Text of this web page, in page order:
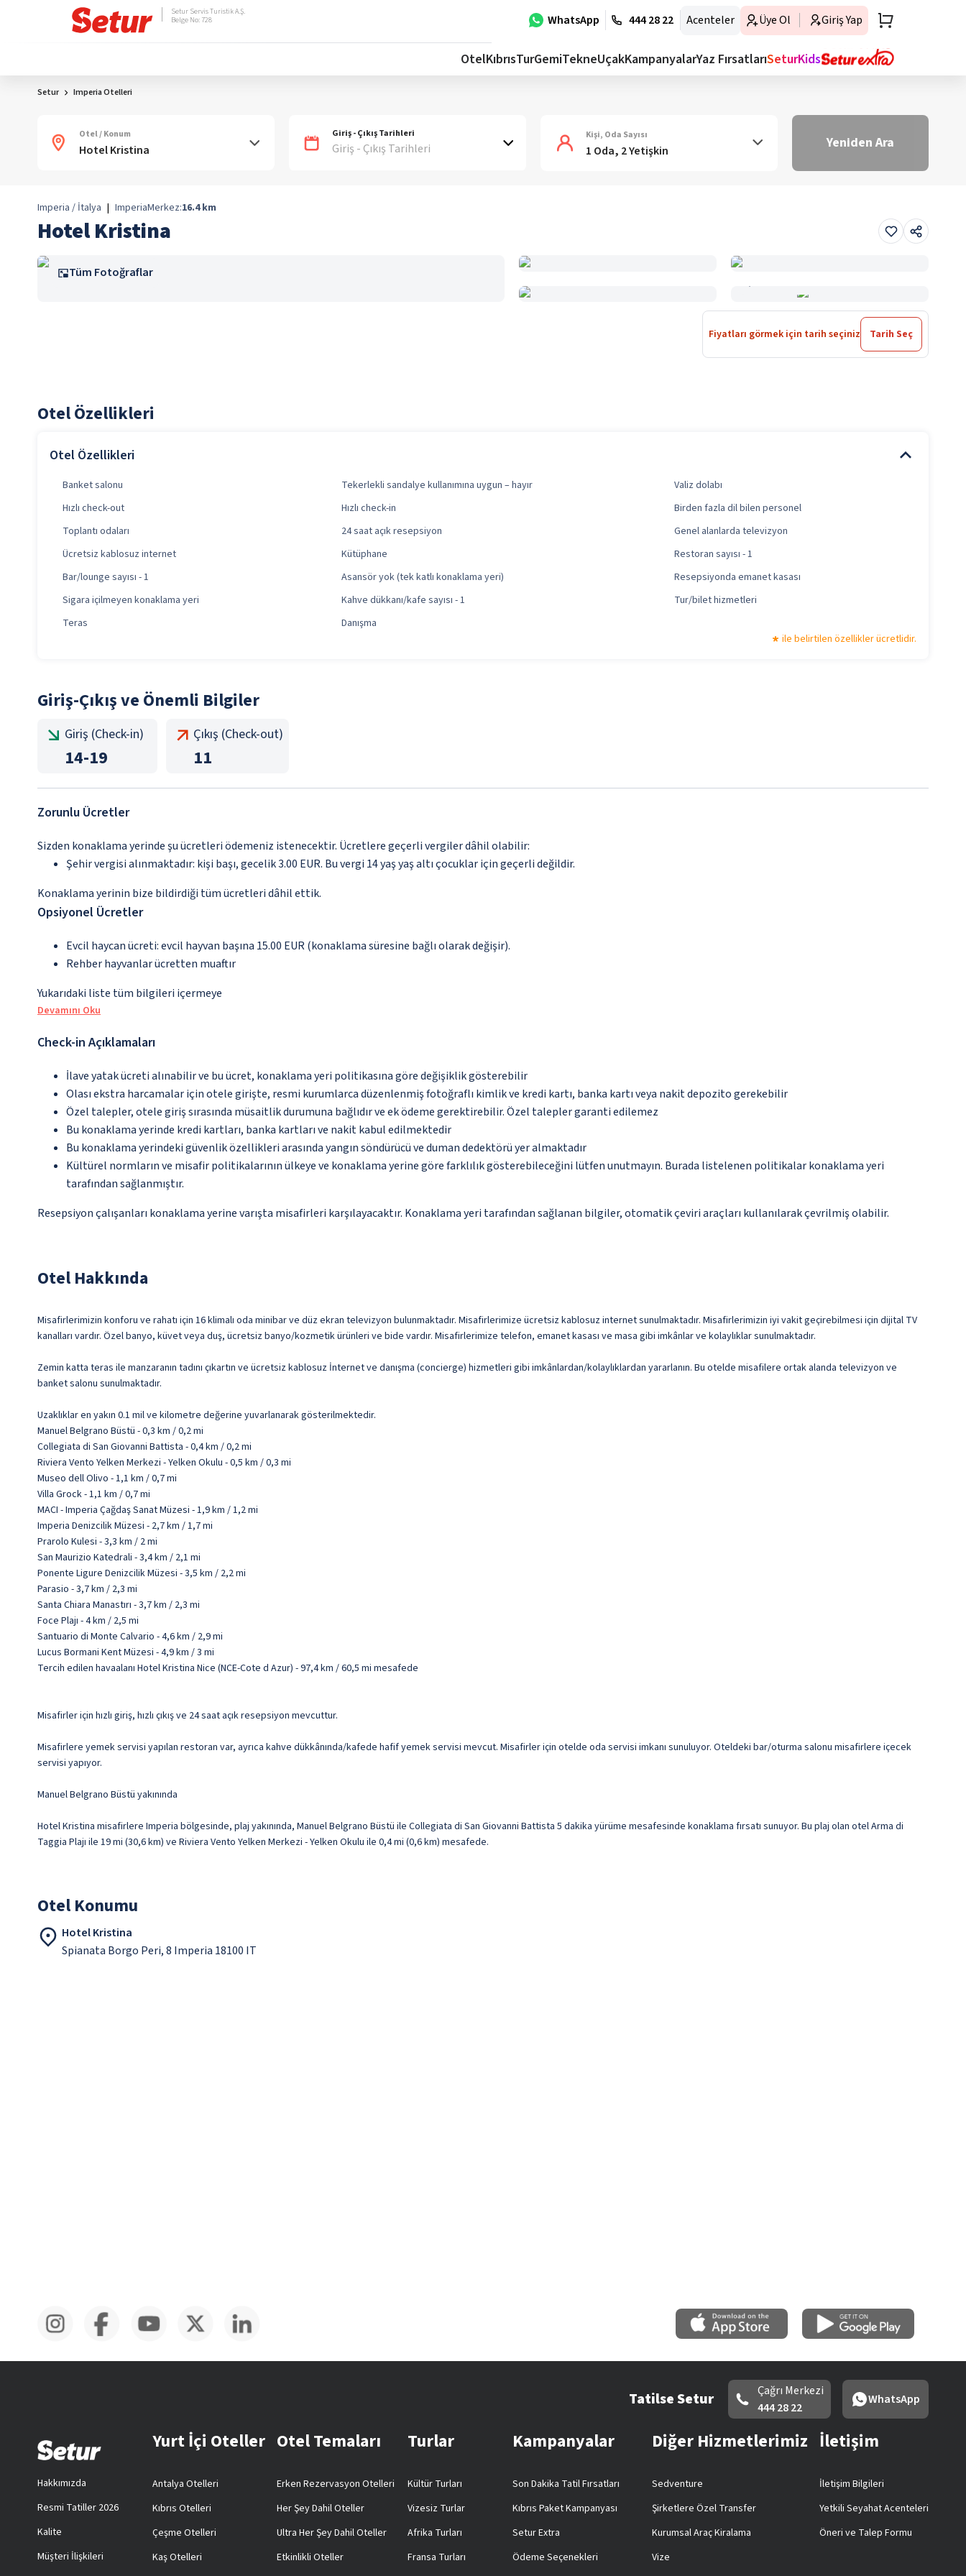
WhatsApp 444 28 22 Acenteler Üye Ol Giriş Yap
Setur Servis Turistik A.Ş.
Belge No: 728
OtelKıbrısTurGemiTekneUçakKampanyalarYaz FırsatlarıSeturKids
Setur Imperia Otelleri
Otel / Konum Giriş - Çıkış Tarihleri
Giriş - Çıkış Tarihleri
Kişi, Oda Sayısı
1 Oda, 2 Yetişkin Yeniden Ara
Imperia / İtalya | ImperiaMerkez:16.4 km
Hotel Kristina
Tüm Fotoğraflar
Fiyatları görmek için tarih seçiniz Tarih Seç
Otel Özellikleri
Otel Özellikleri
Banket salonu Tekerlekli sandalye kullanımına uygun – hayır
Valiz dolabı
Hızlı check-out
Hızlı check-in
Birden fazla dil bilen personel
Toplantı odaları
24 saat açık resepsiyon
Genel alanlarda televizyon
Ücretsiz kablosuz internet
Kütüphane
Restoran sayısı - 1
Bar/lounge sayısı - 1
Asansör yok (tek katlı konaklama yeri)
Resepsiyonda emanet kasası
Sigara içilmeyen konaklama yeri
Kahve dükkanı/kafe sayısı - 1
Tur/bilet hizmetleri
Teras
Danışma
ile belirtilen özellikler ücretlidir.
Giriş-Çıkış ve Önemli Bilgiler
Giriş (Check-in)
14-19
Çıkış (Check-out)
11
Zorunlu Ücretler
Sizden konaklama yerinde şu ücretleri ödemeniz istenecektir. Ücretlere geçerli vergiler dâhil olabilir:
Şehir vergisi alınmaktadır: kişi başı, gecelik 3.00 EUR. Bu vergi 14 yaş yaş altı çocuklar için geçerli değildir.
Konaklama yerinin bize bildirdiği tüm ücretleri dâhil ettik.
Opsiyonel Ücretler
Evcil haycan ücreti: evcil hayvan başına 15.00 EUR (konaklama süresine bağlı olarak değişir).
Rehber hayvanlar ücretten muaftır
Yukarıdaki liste tüm bilgileri içermeye
Devamını Oku
Check-in Açıklamaları
İlave yatak ücreti alınabilir ve bu ücret, konaklama yeri politikasına göre değişiklik gösterebilir
Olası ekstra harcamalar için otele girişte, resmi kurumlarca düzenlenmiş fotoğraflı kimlik ve kredi kartı, banka kartı veya nakit depozito gerekebilir
Özel talepler, otele giriş sırasında müsaitlik durumuna bağlıdır ve ek ödeme gerektirebilir. Özel talepler garanti edilemez
Bu konaklama yerinde kredi kartları, banka kartları ve nakit kabul edilmektedir
Bu konaklama yerindeki güvenlik özellikleri arasında yangın söndürücü ve duman dedektörü yer almaktadır
Kültürel normların ve misafir politikalarının ülkeye ve konaklama yerine göre farklılık gösterebileceğini lütfen unutmayın. Burada listelenen politikalar konaklama yeri
tarafından sağlanmıştır.
Resepsiyon çalışanları konaklama yerine varışta misafirleri karşılayacaktır. Konaklama yeri tarafından sağlanan bilgiler, otomatik çeviri araçları kullanılarak çevrilmiş olabilir.
Otel Hakkında
Misafirlerimizin konforu ve rahatı için 16 klimalı oda minibar ve düz ekran televizyon bulunmaktadır. Misafirlerimize ücretsiz kablosuz internet sunulmaktadır. Misafirlerimizin iyi vakit geçirebilmesi için dijital TV
kanalları vardır. Özel banyo, küvet veya duş, ücretsiz banyo/kozmetik ürünleri ve bide vardır. Misafirlerimize telefon, emanet kasası ve masa gibi imkânlar ve kolaylıklar sunulmaktadır.
Zemin katta teras ile manzaranın tadını çıkartın ve ücretsiz kablosuz İnternet ve danışma (concierge) hizmetleri gibi imkânlardan/kolaylıklardan yararlanın. Bu otelde misafilere ortak alanda televizyon ve
banket salonu sunulmaktadır.
Uzaklıklar en yakın 0.1 mil ve kilometre değerine yuvarlanarak gösterilmektedir.
Manuel Belgrano Büstü - 0,3 km / 0,2 mi
Collegiata di San Giovanni Battista - 0,4 km / 0,2 mi
Riviera Vento Yelken Merkezi - Yelken Okulu - 0,5 km / 0,3 mi
Museo dell Olivo - 1,1 km / 0,7 mi
Villa Grock - 1,1 km / 0,7 mi
MACI - Imperia Çağdaş Sanat Müzesi - 1,9 km / 1,2 mi
Imperia Denizcilik Müzesi - 2,7 km / 1,7 mi
Prarolo Kulesi - 3,3 km / 2 mi
San Maurizio Katedrali - 3,4 km / 2,1 mi
Ponente Ligure Denizcilik Müzesi - 3,5 km / 2,2 mi
Parasio - 3,7 km / 2,3 mi
Santa Chiara Manastırı - 3,7 km / 2,3 mi
Foce Plajı - 4 km / 2,5 mi
Santuario di Monte Calvario - 4,6 km / 2,9 mi
Lucus Bormani Kent Müzesi - 4,9 km / 3 mi
Tercih edilen havaalanı Hotel Kristina Nice (NCE-Cote d Azur) - 97,4 km / 60,5 mi mesafede
Misafirler için hızlı giriş, hızlı çıkış ve 24 saat açık resepsiyon mevcuttur.
Misafirlere yemek servisi yapılan restoran var, ayrıca kahve dükkânında/kafede hafif yemek servisi mevcut. Misafirler için otelde oda servisi imkanı sunuluyor. Oteldeki bar/oturma salonu misafirlere içecek
servisi yapıyor.
Manuel Belgrano Büstü yakınında
Hotel Kristina misafirlere Imperia bölgesinde, plaj yakınında, Manuel Belgrano Büstü ile Collegiata di San Giovanni Battista 5 dakika yürüme mesafesinde konaklama fırsatı sunuyor. Bu plaj olan otel Arma di
Taggia Plajı ile 19 mi (30,6 km) ve Riviera Vento Yelken Merkezi - Yelken Okulu ile 0,4 mi (0,6 km) mesafede.
Otel Konumu
Hotel Kristina
Spianata Borgo Peri, 8 Imperia 18100 IT
Tatilse Setur
Çağrı Merkezi
444 28 22
WhatsApp
Hakkımızda
Resmi Tatiller 2026
Kalite
Müşteri İlişkileri
Yurt İçi Oteller
Antalya Otelleri
Kıbrıs Otelleri
Çeşme Otelleri
Kaş Otelleri
Otel Temaları
Erken Rezervasyon Otelleri
Her Şey Dahil Oteller
Ultra Her Şey Dahil Oteller
Etkinlikli Oteller
Turlar
Kültür Turları
Vizesiz Turlar
Afrika Turları
Fransa Turları
Kampanyalar
Son Dakika Tatil Fırsatları
Kıbrıs Paket Kampanyası
Setur Extra
Ödeme Seçenekleri
Diğer Hizmetlerimiz
Sedventure
Şirketlere Özel Transfer
Kurumsal Araç Kiralama
Vize
İletişim
İletişim Bilgileri
Yetkili Seyahat Acenteleri
Öneri ve Talep Formu